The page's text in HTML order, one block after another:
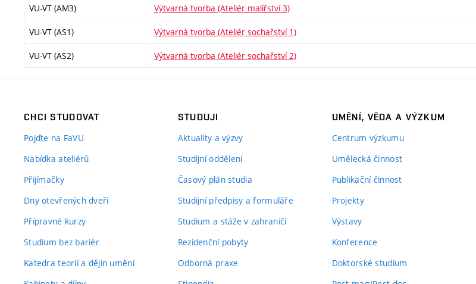
VU-VT (AM3) Výtvarná tvorba (Ateliér malířství 3)
VU-VT (AS1) Výtvarná tvorba (Ateliér sochařství 1)
VU-VT (AS2) Výtvarná tvorba (Ateliér sochařství 2)
CHCI STUDOVAT
Pojďte na FaVU
Nabídka ateliérů
Přijímačky
Dny otevřených dveří
Přípravné kurzy
Studium bez bariér
Katedra teorií a dějin umění
STUDUJI
Aktuality a výzvy
Studijní oddělení
Časový plán studia
Studijní předpisy a formuláře
Studium a stáže v zahraničí
Rezidenční pobyty
Odborná praxe
UMĚNÍ, VĚDA A VÝZKUM
Centrum výzkumu
Umělecká činnost
Publikační činnost
Projekty
Výstavy
Konference
Doktorské studium